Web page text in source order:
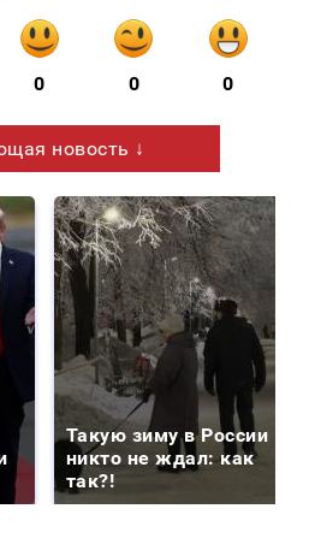
0 0 0
новость ↓
Такую зиму в России
никто не ждал: как
так?!